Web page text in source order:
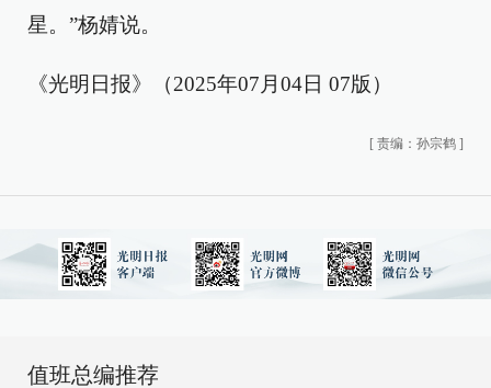
星。”杨婧说。
《光明日报》（2025年07月04日 07版）
[ 责编：孙宗鹤 ]
值班总编推荐